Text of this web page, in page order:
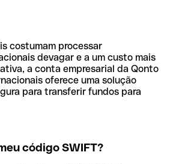
costumam processar
devagar e a um custo mais
a conta empresarial da Qonto
oferece uma solução
para transferir fundos para
código SWIFT?